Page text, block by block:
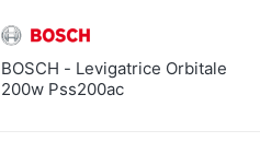
BOSCH - Levigatrice Orbitale
200w Pss200ac